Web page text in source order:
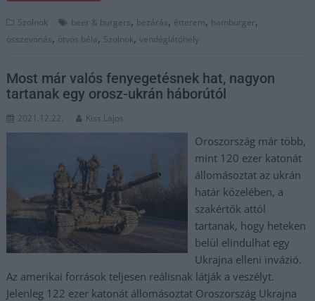
Szolnok beer & burgers, bezárás, étterem, hamburger,
összevonás, ötvös béla, Szolnok,vendéglátóhely
Most már valós fenyegetésnek hat, nagyon
tartanak egy orosz-ukrán háborútól
2021.12.22. Kiss Lajos
Oroszország már több,
mint 120 ezer katonát
állomásoztat az ukrán
határ közelében, a
szakértők attól
tartanak, hogy heteken
belül elindulhat egy
Ukrajna elleni invázió.
Az amerikai források teljesen reálisnak látják a veszélyt.
Jelenleg 122 ezer katonát állomásoztat Oroszország Ukrajna